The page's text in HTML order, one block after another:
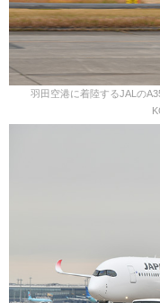
羽田空港に着陸するJALの